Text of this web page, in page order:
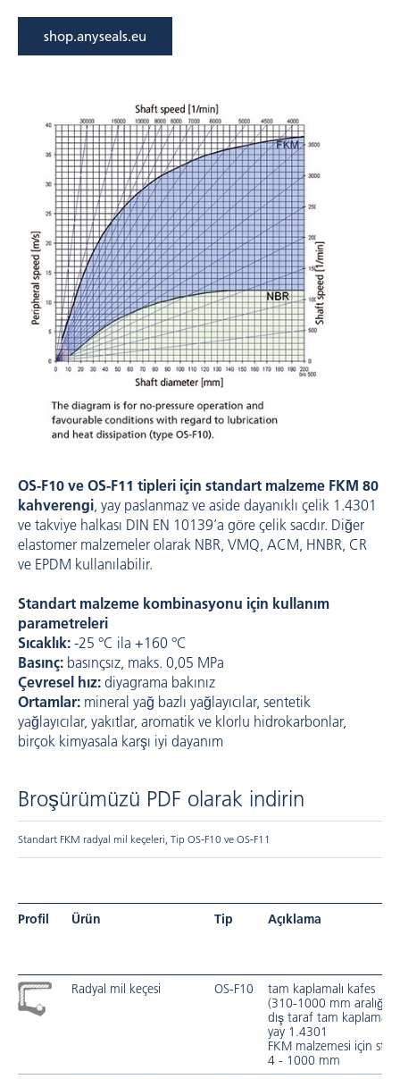
shop.anyseals.eu
OS-F10 ve OS-F11 tipleri için standart malzeme FKM 80
kahverengi, yay paslanmaz ve aside dayanıklı çelik 1.4301
ve takviye halkası DIN EN 10139’a göre çelik sacdır. Diğer
elastomer malzemeler olarak NBR, VMQ, ACM, HNBR, CR
ve EPDM kullanılabilir.
Standart malzeme kombinasyonu için kullanım
parametreleri
Sıcaklık: -25 °C ila +160 °C
Basınç: basınçsız, maks. 0,05 MPa
Çevresel hız: diyagrama bakınız
Ortamlar: mineral yağ bazlı yağlayıcılar, sentetik
yağlayıcılar, yakıtlar, aromatik ve klorlu hidrokarbonlar,
birçok kimyasala karşı iyi dayanım
Broşürümüzü PDF olarak indirin
Standart FKM radyal mil keçeleri, Tip OS-F10 ve OS-F11
Profil Ürün Tip Açıklama
Radyal mil keçesi OS-F10
tam kaplamalı kafes
(310-1000 mm
dış taraf tam
yay 1.4301
FKM malzemesi için
4 - 1000 mm